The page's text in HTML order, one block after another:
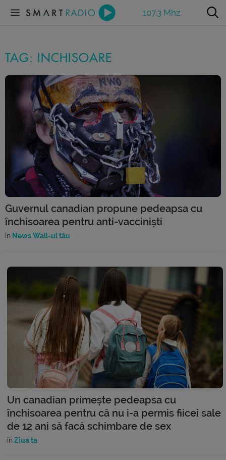
107.3 Mhz
TAG: INCHISOARE
Guvernul canadian propune pedeapsa cu
închisoarea pentru anti-vacciniști
în News Wall-ul tău
Un canadian primește pedeapsa cu
închisoarea pentru că nu i-a permis fiicei sale
de 12 ani să facă schimbare de sex
în Ziua ta